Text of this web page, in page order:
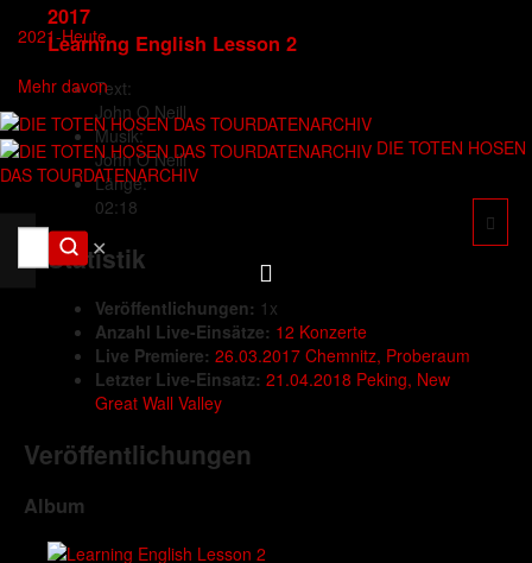
2021-Heute
Mehr davon
DIE TOTEN HOSEN
DAS TOURDATENARCHIV
✕
2017
Learning English Lesson 2
Text:
John O Neill
Musik:
John O Neill
Länge:
02:18
Statistik
Veröffentlichungen: 1x
Anzahl Live-Einsätze: 12 Konzerte
Live Premiere: 26.03.2017 Chemnitz, Proberaum
Letzter Live-Einsatz: 21.04.2018 Peking, New
Great Wall Valley
Veröffentlichungen
Album